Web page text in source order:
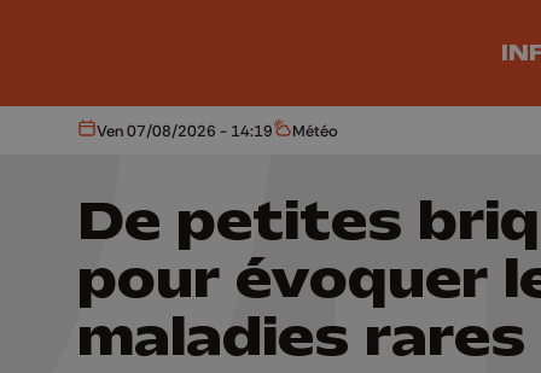
Aujourd'hui
Ven 07/08/2026 - 14:19 Météo
Météo
De petites
pour évoquer
maladies rares